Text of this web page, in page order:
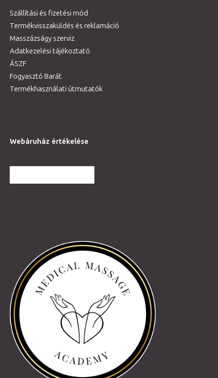
Szállítási és fizetési mód
Termékvisszaküldés és reklamáció
Masszázságy szerviz
Adatkezelési tájékoztató
ÁSZF
Fogyasztó Barát
Termékhasználati útmutatók
Webáruház értékelése